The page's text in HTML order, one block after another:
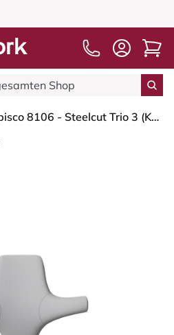
HÅG Capisco 8106 - Steelcut Trio 3 (Kvadrat) - Wolle / Polyamid - STT133 - Light grey - Moss Grey - 200 mm (Sitzhöhe 46-64cm) - Harte Rollen für weiche Böden